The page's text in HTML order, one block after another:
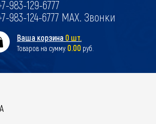
983-129-6777
983-124-6777 MAX. Звонки
Ваша корзина 0 шт.
Товаров на сумму: 0.00 руб.